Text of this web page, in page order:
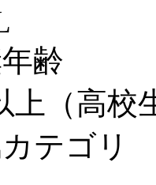
齢
上（高校
テゴリ